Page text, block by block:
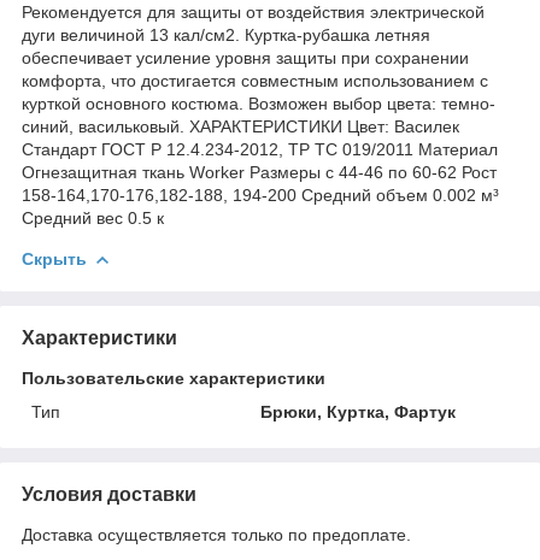
Рекомендуется для защиты от воздействия электрической
дуги величиной 13 кал/см2. Куртка-рубашка летняя
обеспечивает усиление уровня защиты при сохранении
комфорта, что достигается совместным использованием с
курткой основного костюма. Возможен выбор цвета: темно-
синий, васильковый. ХАРАКТЕРИСТИКИ Цвет: Василек
Стандарт ГОСТ Р 12.4.234-2012, ТР ТС 019/2011 Материал
Огнезащитная ткань Worker Размеры с 44-46 по 60-62 Рост
158-164,170-176,182-188, 194-200 Средний объем 0.002 м³
Средний вес 0.5 к
Скрыть
Характеристики
Пользовательские характеристики
Тип
Брюки, Куртка, Фартук
Условия доставки
Доставка осуществляется только по предоплате.